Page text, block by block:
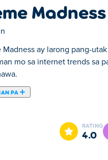
Madness
Madness ay larong pang-
mo sa internet trends sa
PA
laro kung saan ang mga
ng brainrot at RATING
4.0